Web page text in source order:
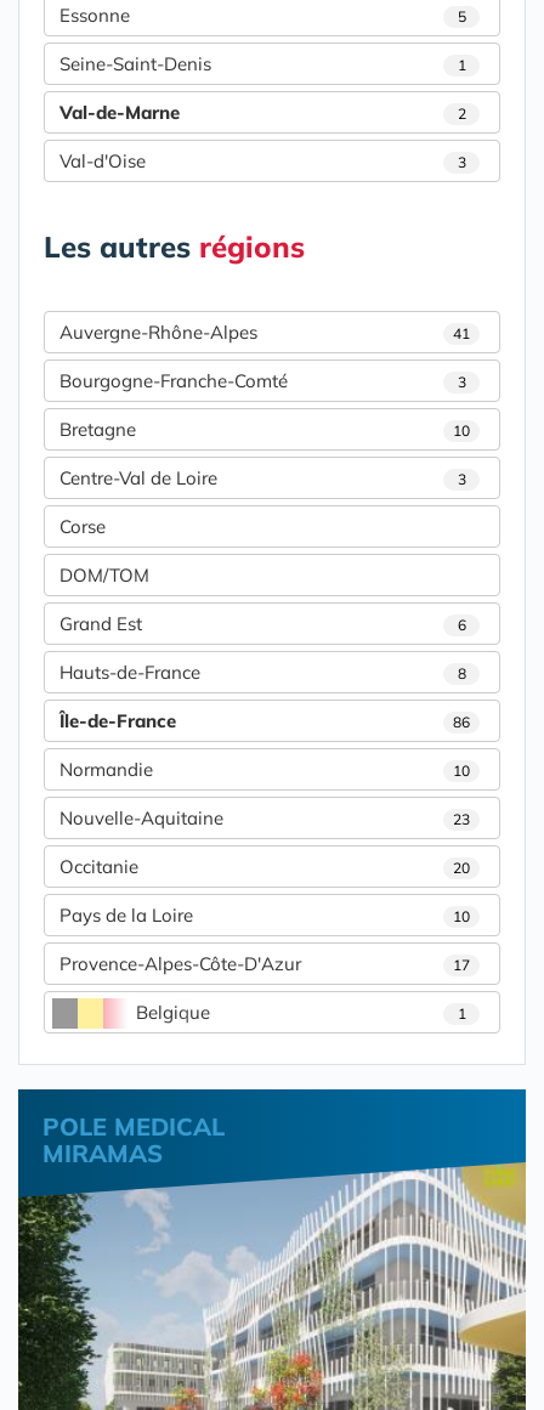
Essonne 5
Seine-Saint-Denis 1
Val-de-Marne 2
Val-d'Oise 3
Les autres régions
Auvergne-Rhône-Alpes 41
Bourgogne-Franche-Comté 3
Bretagne 10
Centre-Val de Loire 3
Corse
DOM/TOM
Grand Est 6
Hauts-de-France 8
Île-de-France 86
Normandie 10
Nouvelle-Aquitaine 23
Occitanie 20
Pays de la Loire 10
Provence-Alpes-Côte-D'Azur 17
Belgique 1
POLE MEDICAL
MIRAMAS